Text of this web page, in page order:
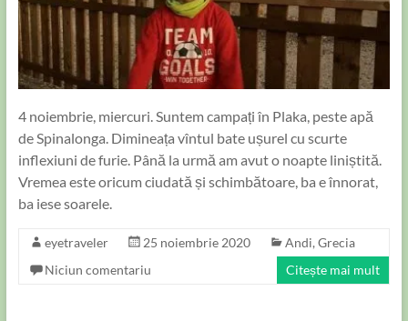
4 noiembrie, miercuri. Suntem campați în Plaka, peste apă
de Spinalonga. Dimineața vîntul bate ușurel cu scurte
inflexiuni de furie. Până la urmă am avut o noapte liniștită.
Vremea este oricum ciudată și schimbătoare, ba e înnorat,
ba iese soarele.
eyetraveler 25 noiembrie 2020 Andi, Grecia
Niciun comentariu
Citește mai mult